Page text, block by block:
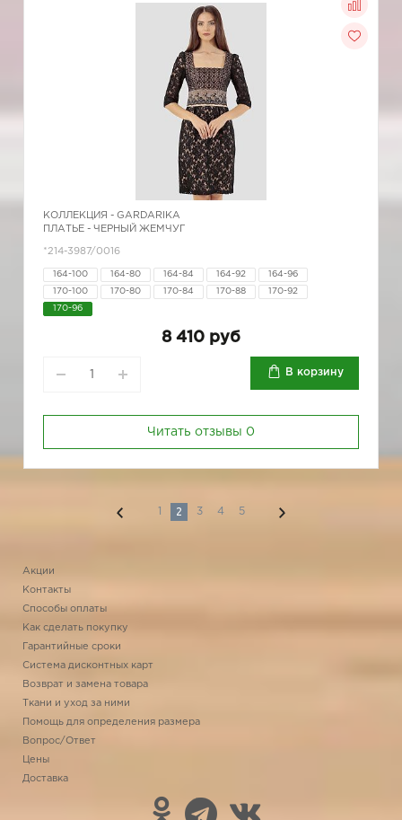
КОЛЛЕКЦИЯ - GARDARIKA
ПЛАТЬЕ - ЧЕРНЫЙ ЖЕМЧУГ
*214-3987/0016
164-100 164-80 164-84 164-92 164-96
170-100 170-80 170-84 170-88 170-92
170-96
8 410 руб
В корзину
Читать отзывы 0
1 2 3 4 5
Акции
Контакты
Способы оплаты
Как сделать покупку
Гарантийные сроки
Система дисконтных карт
Возврат и замена товара
Ткани и уход за ними
Помощь для определения размера
Вопрос/Ответ
Цены
Доставка